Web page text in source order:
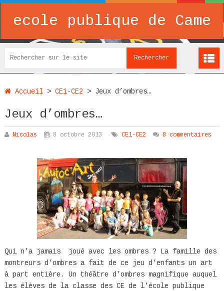
ecole publique de Came
Accueil> CE1-CE2 > Jeux d’ombres…
Jeux d’ombres…
Nicolas 8 octobre 2013 CE1-CE2 8 commentaires
Qui n’a jamais joué avec les ombres ? La famille des
montreurs d’ombres a fait de ce jeu d’enfants un art
à part entière. Un théâtre d’ombres magnifique auquel
les élèves de la classe des CE de l’école publique